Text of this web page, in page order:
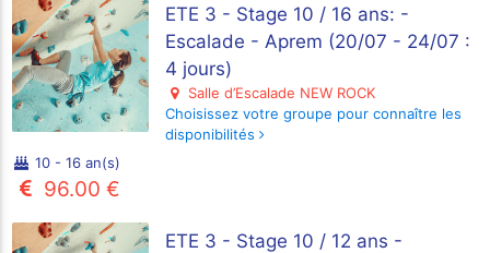
ETE 3 - Stage 10 / 16 ans: -
Escalade - Aprem (20/07 - 24/07 :
4 jours)
Salle d’Escalade NEW ROCK
Choisissez votre groupe pour connaître les
disponibilités
10 - 16 an(s)
96.00 €
ETE 3 - Stage 10 / 12 ans -